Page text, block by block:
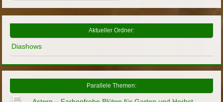
Aktueller Ordner:
Diashows
Parallele Themen: